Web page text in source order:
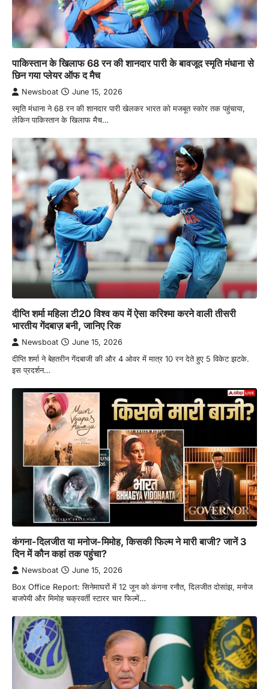
पाकिस्तान के खिलाफ 68 रन की शानदार पारी के बावजूद स्मृति मंधाना से
छिन गया प्लेयर ऑफ द मैच
Newsboat June 15, 2026
स्मृति मंधाना ने 68 रन की शानदार पारी खेलकर भारत को मजबूत स्कोर तक पहुंचाया,
लेकिन पाकिस्तान के खिलाफ मैच…
दीप्ति शर्मा महिला टी20 विश्व कप में ऐसा करिश्मा करने वाली तीसरी
भारतीय गेंदबाज़ बनी, जानिए रिक
Newsboat June 15, 2026
दीप्ति शर्मा ने बेहतरीन गेंदबाजी की और 4 ओवर में मात्र 10 रन देते हुए 5 विकेट झटके.
इस प्रदर्शन…
कंगना-दिलजीत या मनोज-मिमोह, किसकी फिल्म ने मारी बाजी? जानें 3
दिन में कौन कहां तक पहुंचा?
Newsboat June 15, 2026
Box Office Report: सिनेमाघरों में 12 जून को कंगना रनौत, दिलजीत दोसांझ, मनोज
बाजपेयी और मिमोह चक्रवर्ती स्टारर चार फिल्में…